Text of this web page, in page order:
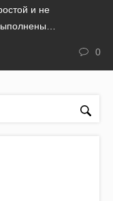
и не
0